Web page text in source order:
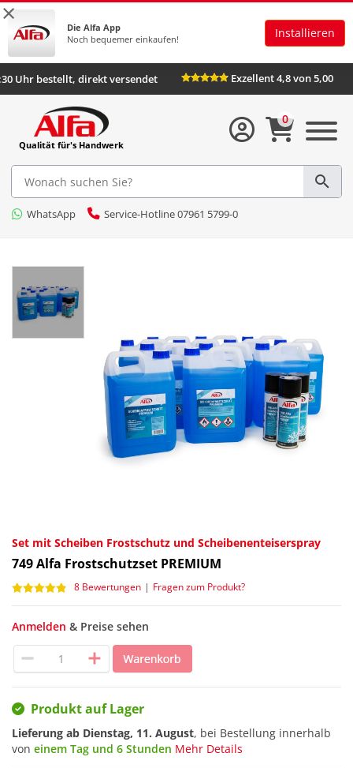
×
Die Alfa App
Noch bequemer einkaufen!
Installieren
Uhr bestellt, direkt versendet Exzellent 4,8 von 5,00
Qualität für's Handwerk
WhatsApp Service-Hotline 07961 5799-0
0
Set mit Scheiben Frostschutz und Scheibenenteiserspray
749Alfa Frostschutzset PREMIUM
8 Bewertungen | Fragen zum Produkt?
Anmelden & Preise sehen
Produkt auf Lager
Lieferung ab Dienstag, 11. August, bei Bestellung innerhalb
von einem Tag und 6 Stunden Mehr Details